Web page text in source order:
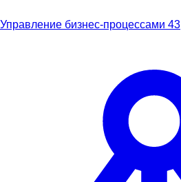
Управление бизнес-процессами 43